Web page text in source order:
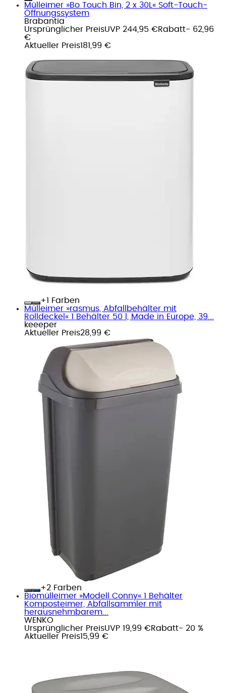
Mülleimer »Bo Touch Bin, 2 x 30L« Soft-Touch-
Öffnungssystem
Brabantia
Ursprünglicher PreisUVP 244,95 €Rabatt- 62,96
€
Aktueller Preis181,99 €
+
Farben
Mülleimer »rasmus, Abfallbehälter mit
Rolldeckel« 1 Behälter 50 l, Made in Europe, 39...
keeeper
Aktueller Preis28,99 €
+
Farben
Biomülleimer »Modell Conny« 1 Behälter
Komposteimer, Abfallsammler mit
herausnehmbarem...
WENKO
Ursprünglicher PreisUVP 19,99 €Rabatt- 20 %
Aktueller Preis15,99 €